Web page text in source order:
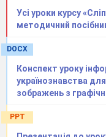
Усі уроки курсу
методичний
DOCX
Конспект уроку
українознавства
зображень з
PPT